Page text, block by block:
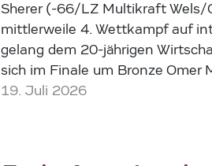
Sherer (-66/LZ Multikraft Wels/
mittlerweile 4. Wettkampf auf
gelang dem 20-jährigen
sich im Finale um Bronze Omer
19. Juli 2026